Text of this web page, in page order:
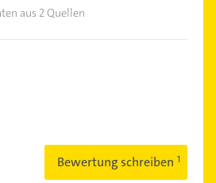
aus 2 Quellen
Bewertung schreiben